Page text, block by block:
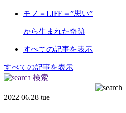
モノ＝LIFE＝”思い”
から生まれた奇跡
すべての記事を表示
すべての記事を表示
検索
2022 06.28 tue